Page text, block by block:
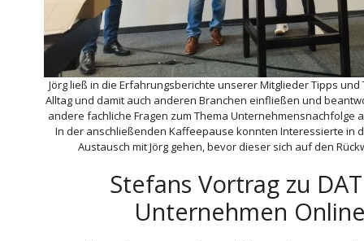
Jörg ließ in die Erfahrungsberichte unserer Mitglieder Tipps und
Alltag und damit auch anderen Branchen einfließen und
andere fachliche Fragen zum Thema Unternehmensnachfolge
In der anschließenden Kaffeepause konnten Interessierte in
Austausch mit Jörg gehen, bevor dieser sich auf den
Stefans Vortrag zu
Unternehmen